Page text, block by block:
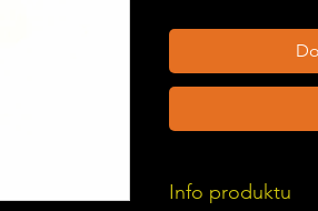
Info produktu